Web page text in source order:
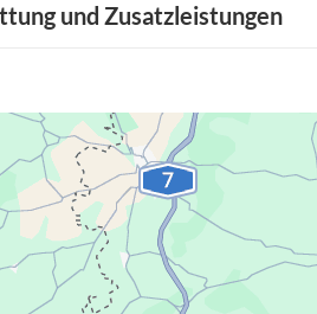
und Zusatzleistungen